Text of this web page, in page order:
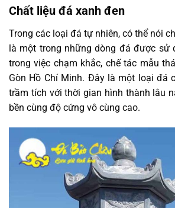
Chất liệu đá xanh đen
Trong các loại đá tự nhiên, có thể nói
là một trong những dòng đá được sử
trong việc chạm khắc, chế tác mẫu
Gòn Hồ Chí Minh. Đây là một loại đá
trầm tích với thời gian hình thành lâu
bền cùng độ cứng vô cùng cao.